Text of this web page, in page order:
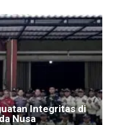
Padat,
Penuh”